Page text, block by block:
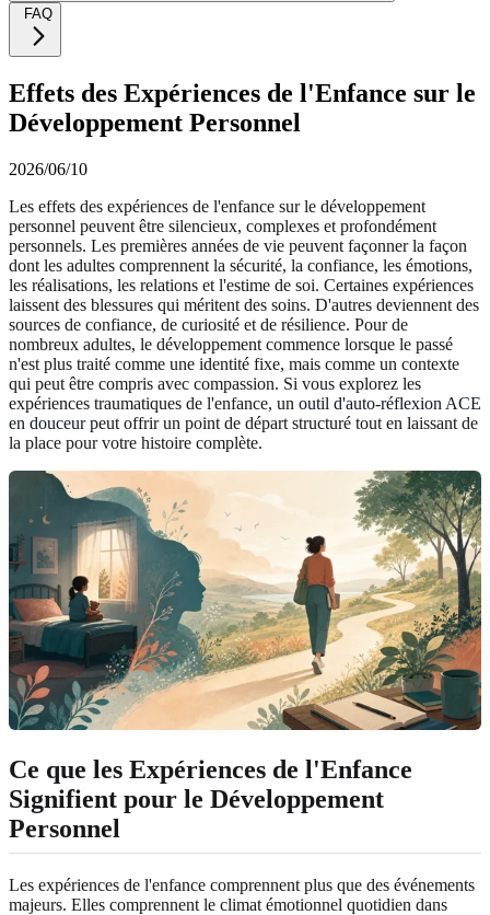
FAQ
Effets des Expériences de l'Enfance sur le
Développement Personnel
2026/06/10
Les effets des expériences de l'enfance sur le développement
personnel peuvent être silencieux, complexes et profondément
personnels. Les premières années de vie peuvent façonner la façon
dont les adultes comprennent la sécurité, la confiance, les émotions,
les réalisations, les relations et l'estime de soi. Certaines expériences
laissent des blessures qui méritent des soins. D'autres deviennent des
sources de confiance, de curiosité et de résilience. Pour de
nombreux adultes, le développement commence lorsque le passé
n'est plus traité comme une identité fixe, mais comme un contexte
qui peut être compris avec compassion. Si vous explorez les
expériences traumatiques de l'enfance, un outil d'auto-réflexion ACE
en douceurpeut offrir un point de départ structuré tout en laissant de
la place pour votre histoire complète.
Ce que les Expériences de l'Enfance
Signifient pour le Développement
Personnel
Les expériences de l'enfance comprennent plus que des événements
majeurs. Elles comprennent le climat émotionnel quotidien dans